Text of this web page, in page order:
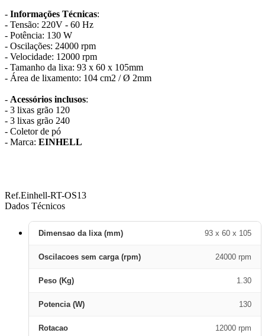
- Informações Técnicas:
- Tensão: 220V - 60 Hz
- Potência: 130 W
- Oscilações: 24000 rpm
- Velocidade: 12000 rpm
- Tamanho da lixa: 93 x 60 x 105mm
- Área de lixamento: 104 cm2 / Ø 2mm
- Acessórios inclusos:
- 3 lixas grão 120
- 3 lixas grão 240
- Coletor de pó
- Marca: EINHELL
Ref.Einhell-RT-OS13
Dados Técnicos
Dimensao da lixa (mm) 93 x 60 x 105
Oscilacoes sem carga (rpm) 24000 rpm
Peso (Kg) 1.30
Potencia (W) 130
Rotacao 12000 rpm